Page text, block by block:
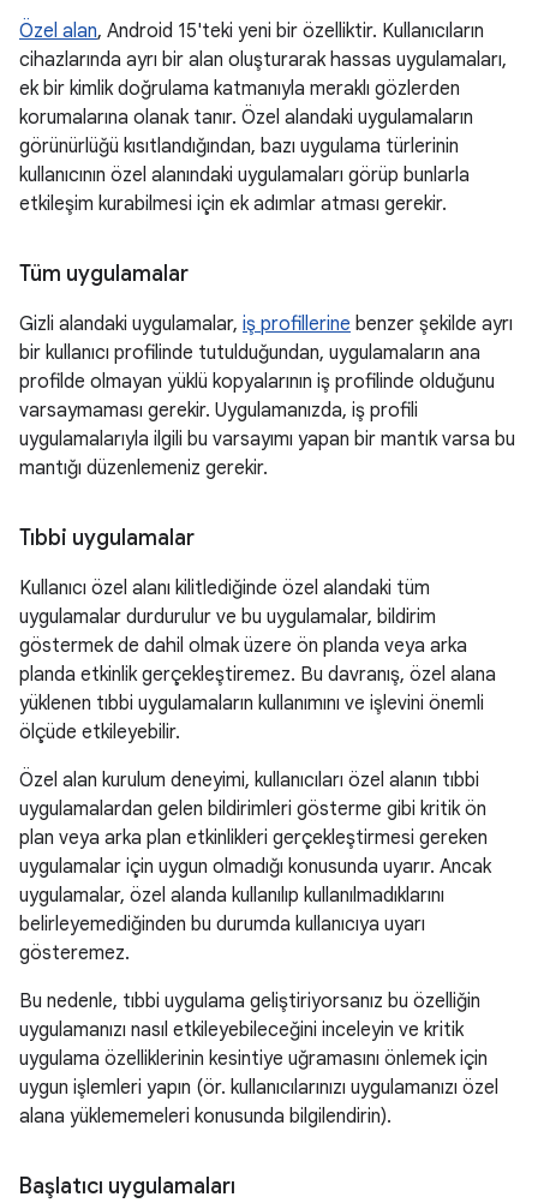
Özel alan, Android 15'teki yeni bir özelliktir. Kullanıcıların
cihazlarında ayrı bir alan oluşturarak hassas uygulamaları,
ek bir kimlik doğrulama katmanıyla meraklı gözlerden
korumalarına olanak tanır. Özel alandaki uygulamaların
görünürlüğü kısıtlandığından, bazı uygulama türlerinin
kullanıcının özel alanındaki uygulamaları görüp bunlarla
etkileşim kurabilmesi için ek adımlar atması gerekir.
Tüm uygulamalar
Gizli alandaki uygulamalar, iş profillerine benzer şekilde ayrı
bir kullanıcı profilinde tutulduğundan, uygulamaların ana
profilde olmayan yüklü kopyalarının iş profilinde olduğunu
varsaymaması gerekir. Uygulamanızda, iş profili
uygulamalarıyla ilgili bu varsayımı yapan bir mantık varsa bu
mantığı düzenlemeniz gerekir.
Tıbbi uygulamalar
Kullanıcı özel alanı kilitlediğinde özel alandaki tüm
uygulamalar durdurulur ve bu uygulamalar, bildirim
göstermek de dahil olmak üzere ön planda veya arka
planda etkinlik gerçekleştiremez. Bu davranış, özel alana
yüklenen tıbbi uygulamaların kullanımını ve işlevini önemli
ölçüde etkileyebilir.
Özel alan kurulum deneyimi, kullanıcıları özel alanın tıbbi
uygulamalardan gelen bildirimleri gösterme gibi kritik ön
plan veya arka plan etkinlikleri gerçekleştirmesi gereken
uygulamalar için uygun olmadığı konusunda uyarır. Ancak
uygulamalar, özel alanda kullanılıp kullanılmadıklarını
belirleyemediğinden bu durumda kullanıcıya uyarı
gösteremez.
Bu nedenle, tıbbi uygulama geliştiriyorsanız bu özelliğin
uygulamanızı nasıl etkileyebileceğini inceleyin ve kritik
uygulama özelliklerinin kesintiye uğramasını önlemek için
uygun işlemleri yapın (ör. kullanıcılarınızı uygulamanızı özel
alana yüklememeleri konusunda bilgilendirin).
Başlatıcı uygulamaları